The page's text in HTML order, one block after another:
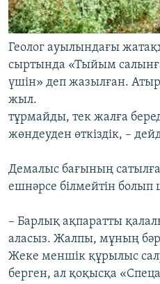
Геолог ауылындағы
сыртында «Тыйым
үшін» деп жазылған.
жыл.
тұрмайды, тек жалға
жөндеуден өткіздік, –
Демалыс бағының
ешнәрсе білмейтін
– Барлық ақпаратты
аласыз. Жалпы, мұның
Жеке меншік құрылыс
берген, ал қоқысқа